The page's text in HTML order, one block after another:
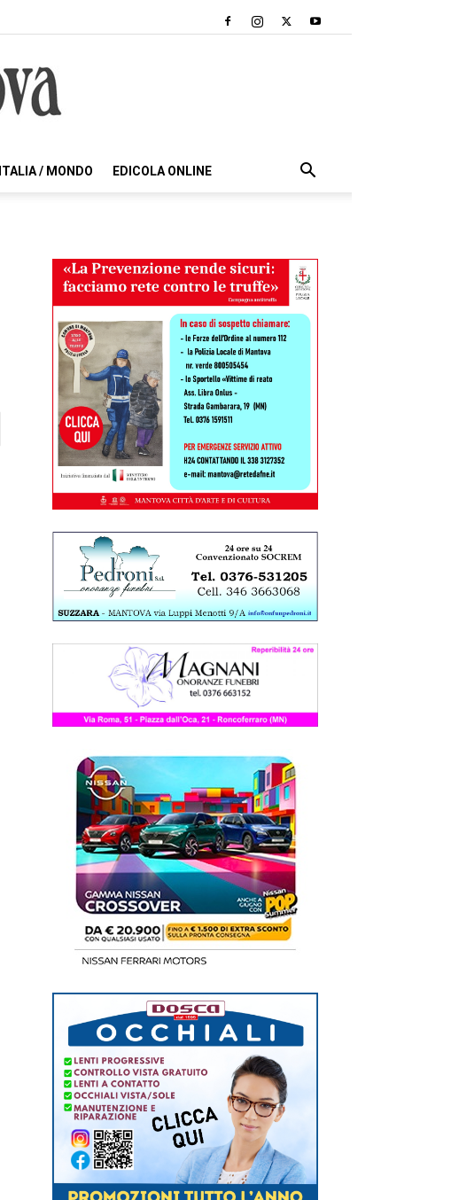
ITALIA / MONDO EDICOLA ONLINE